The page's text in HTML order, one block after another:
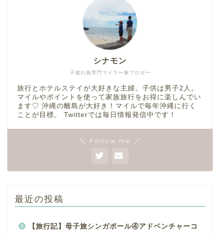
子連れ旅専門マイラー兼ブロガー
シナモン
旅行とホテルステイが大好きな主婦。子供は男子2人。
マイルやポイントを使って家族旅行をお得に楽しんでい
ます♡ 沖縄の離島が大好き！マイルで毎年沖縄に行く
ことが目標。 Twitterでは毎日情報発信中です！
＼ Follow me ／
最近の投稿
【旅行記】母子旅シンガポール④アドベンチャーコ